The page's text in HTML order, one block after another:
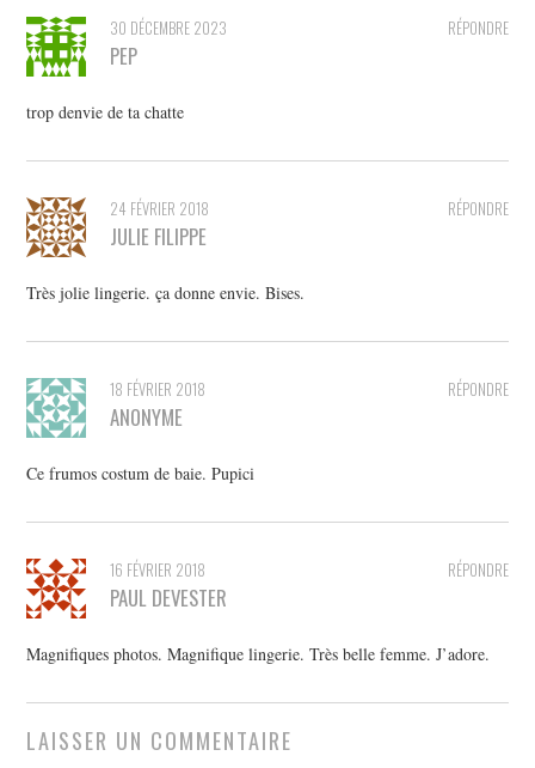
RÉPONDRE
30 DÉCEMBRE 2023
PEP
trop denvie de ta chatte
RÉPONDRE
24 FÉVRIER 2018
JULIE FILIPPE
Très jolie lingerie. ça donne envie. Bises.
RÉPONDRE
18 FÉVRIER 2018
ANONYME
Ce frumos costum de baie. Pupici
RÉPONDRE
16 FÉVRIER 2018
PAUL DEVESTER
Magnifiques photos. Magnifique lingerie. Très belle femme. J’adore.
LAISSER UN COMMENTAIRE